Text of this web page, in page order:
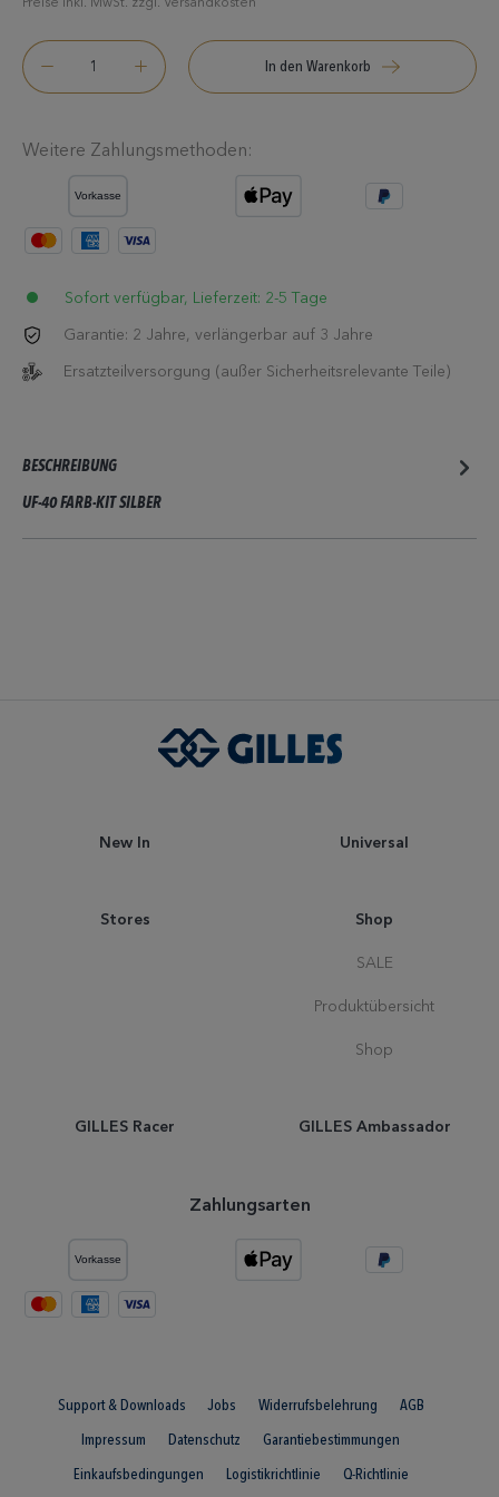
Preise inkl. MwSt. zzgl. Versandkosten
In den Warenkorb
Weitere Zahlungsmethoden:
Sofort verfügbar, Lieferzeit: 2-5 Tage
Garantie: 2 Jahre, verlängerbar auf 3 Jahre
Ersatzteilversorgung (außer Sicherheitsrelevante Teile)
BESCHREIBUNG
UF-40 FARB-KIT SILBER
New In Universal
Stores Shop
SALE
Produktübersicht
Shop
GILLES Racer GILLES Ambassador
Zahlungsarten
Support & Downloads Jobs Widerrufsbelehrung AGB
Impressum Datenschutz Garantiebestimmungen
Einkaufsbedingungen Logistikrichtlinie Q-Richtlinie